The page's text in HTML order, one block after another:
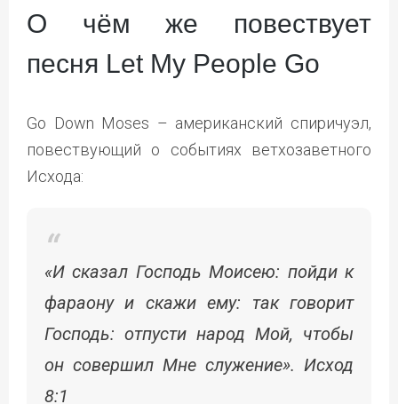
О чём же повествует
песня Let My People Go
Go Down Moses – американский спиричуэл,
повествующий о событиях ветхозаветного
Исхода:
«И сказал Господь Моисею: пойди к
фараону и скажи ему: так говорит
Господь: отпусти народ Мой, чтобы
он совершил Мне служение». Исход
8:1